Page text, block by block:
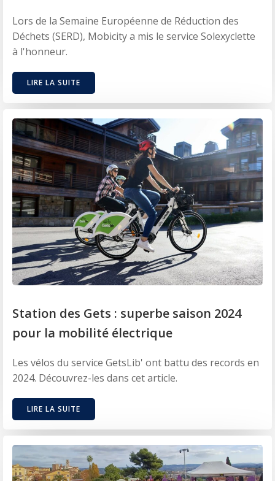
Lors de la Semaine Européenne de Réduction des
Déchets (SERD), Mobicity a mis le service Solexyclette
à l'honneur.
LIRE LA SUITE
Station des Gets : superbe saison 2024
pour la mobilité électrique
Les vélos du service GetsLib' ont battu des records en
2024. Découvrez-les dans cet article.
LIRE LA SUITE